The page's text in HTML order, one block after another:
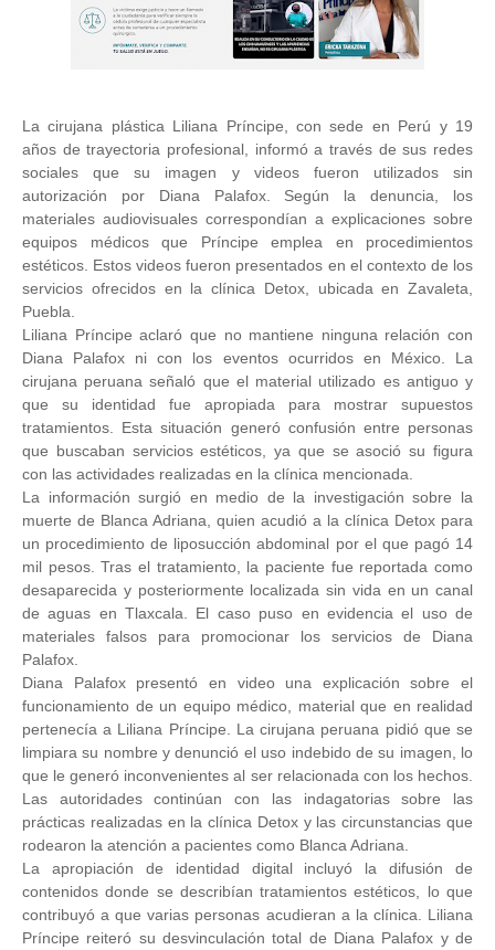
La cirujana plástica Liliana Príncipe, con sede en Perú y 19
años de trayectoria profesional, informó a través de sus redes
sociales que su imagen y videos fueron utilizados sin
autorización por Diana Palafox. Según la denuncia, los
materiales audiovisuales correspondían a explicaciones sobre
equipos médicos que Príncipe emplea en procedimientos
estéticos. Estos videos fueron presentados en el contexto de los
servicios ofrecidos en la clínica Detox, ubicada en Zavaleta,
Puebla.
Liliana Príncipe aclaró que no mantiene ninguna relación con
Diana Palafox ni con los eventos ocurridos en México. La
cirujana peruana señaló que el material utilizado es antiguo y
que su identidad fue apropiada para mostrar supuestos
tratamientos. Esta situación generó confusión entre personas
que buscaban servicios estéticos, ya que se asoció su figura
con las actividades realizadas en la clínica mencionada.
La información surgió en medio de la investigación sobre la
muerte de Blanca Adriana, quien acudió a la clínica Detox para
un procedimiento de liposucción abdominal por el que pagó 14
mil pesos. Tras el tratamiento, la paciente fue reportada como
desaparecida y posteriormente localizada sin vida en un canal
de aguas en Tlaxcala. El caso puso en evidencia el uso de
materiales falsos para promocionar los servicios de Diana
Palafox.
Diana Palafox presentó en video una explicación sobre el
funcionamiento de un equipo médico, material que en realidad
pertenecía a Liliana Príncipe. La cirujana peruana pidió que se
limpiara su nombre y denunció el uso indebido de su imagen, lo
que le generó inconvenientes al ser relacionada con los hechos.
Las autoridades continúan con las indagatorias sobre las
prácticas realizadas en la clínica Detox y las circunstancias que
rodearon la atención a pacientes como Blanca Adriana.
La apropiación de identidad digital incluyó la difusión de
contenidos donde se describían tratamientos estéticos, lo que
contribuyó a que varias personas acudieran a la clínica. Liliana
Príncipe reiteró su desvinculación total de Diana Palafox y de